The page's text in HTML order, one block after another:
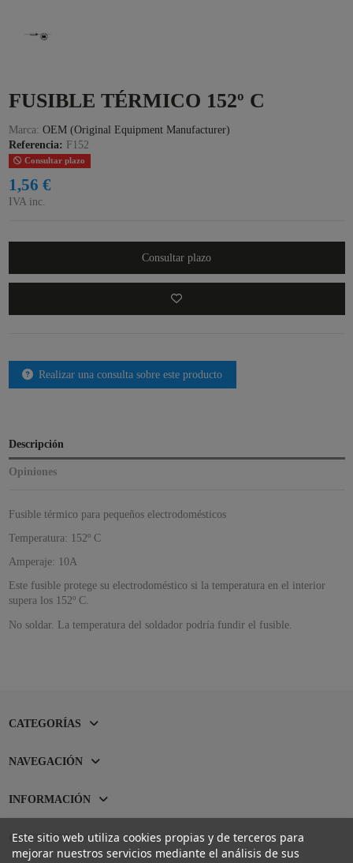
FUSIBLE TÉRMICO 152º C
Marca: OEM (Original Equipment Manufacturer)
Referencia: F152
Consultar plazo
1,56 €
IVA inc.
Consultar plazo
Realizar una consulta sobre este producto
Descripción
Opiniones
Fusible térmico para pequeños electrodomésticos
Temperatura: 152º C
Amperaje: 10A
Este fusible protege su electrodoméstico si la temperatura en el interior
supera los 152º C.
No soldar. La temperatura del soldador podría fundir el fusible.
CATEGORÍAS
NAVEGACIÓN
INFORMACIÓN
CONTACTO
Este sitio web utiliza cookies propias y de terceros para
mejorar nuestros servicios mediante el análisis de sus